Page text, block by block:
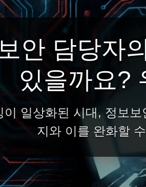
안 담당자
있을까요?
이 일상화된 시대, 정보
지와 이를 완화할